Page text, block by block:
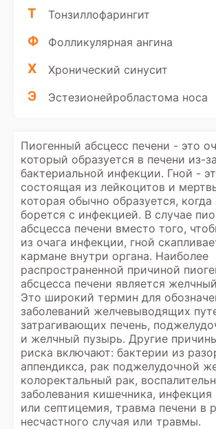
Т Тонзиллофарингит
Ф Фолликулярная ангина
Х Хронический синусит
Э Эстезионейробластома носа
Пиогенный абсцесс печени - это
который образуется в печени из-за
бактериальной инфекции. Гной -
состоящая из лейкоцитов и
которая обычно образуется, когда
борется с инфекцией. В случае
абсцесса печени вместо того,
из очага инфекции, гной
кармане внутри органа. Наиболее
распространенной причиной
абсцесса печени является
Это широкий термин для
заболеваний желчевыводящих
затрагивающих печень,
и желчный пузырь. Другие
риска включают: бактерии из
аппендикса, рак поджелудочной
колоректальный рак,
заболевания кишечника, инфекция
или септицемия, травма печени в
несчастного случая или травмы.